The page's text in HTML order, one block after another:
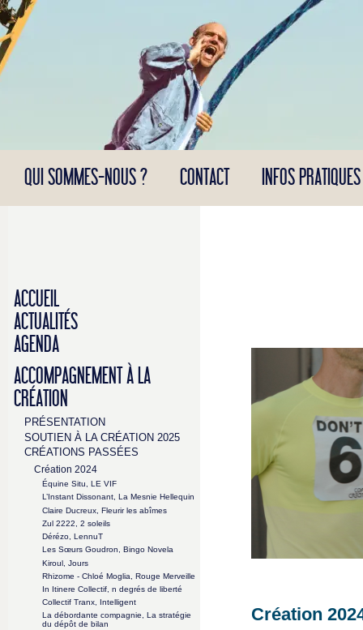
Panneau de gestion des cookies
QUI SOMMES-NOUS ? CONTACT INFOS PRATIQUES
ACCUEIL
ACTUALITÉS
AGENDA
ACCOMPAGNEMENT À LA
CRÉATION
PRÉSENTATION
SOUTIEN À LA CRÉATION 2025
CRÉATIONS PASSÉES
Création 2024
Équine Situ, LE VIF
L’Instant Dissonant, La Mesnie Hellequin
Claire Ducreux, Fleurir les abîmes
Zul 2222, 2 soleils
Dérézo, LennuT
Les Sœurs Goudron, Bingo Novela
Kiroul, Jours
Rhizome - Chloé Moglia, Rouge Merveille
In Itinere Collectif, n degrés de liberté
Collectif Tranx, Intelligent
La débordante compagnie, La stratégie
du dépôt de bilan
Création